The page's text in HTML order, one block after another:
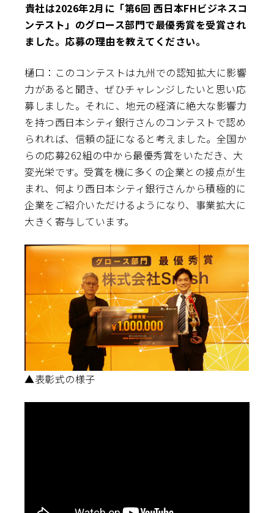
――貴社は2026年2月に「第6回 西日本FHビジネスコ
ンテスト」のグロース部門で最優秀賞を受賞され
ました。応募の理由を教えてください。
樋口：このコンテストは九州での認知拡大に影響
力があると聞き、ぜひチャレンジしたいと思い応
募しました。それに、地元の経済に絶大な影響力
を持つ西日本シティ銀行さんのコンテストで認め
られれば、信頼の証になると考えました。全国か
らの応募262組の中から最優秀賞をいただき、大
変光栄です。受賞を機に多くの企業との接点が生
まれ、何より西日本シティ銀行さんから積極的に
企業をご紹介いただけるようになり、事業拡大に
大きく寄与しています。
▲表彰式の様子